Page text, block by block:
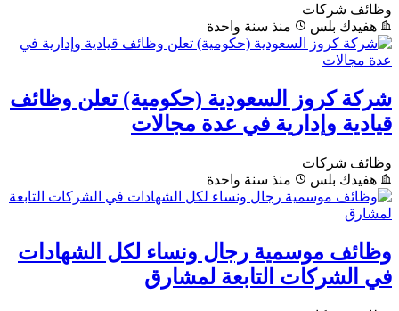
وظائف شركات
هفيدك بلس
منذ سنة واحدة
شركة كروز السعودية (حكومية) تعلن وظائف
قيادية وإدارية في عدة مجالات
وظائف شركات
هفيدك بلس
منذ سنة واحدة
وظائف موسمية رجال ونساء لكل الشهادات
في الشركات التابعة لمشارق